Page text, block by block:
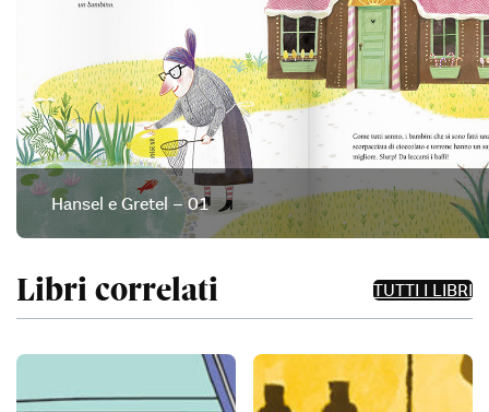
Hansel e Gretel – 01
Libri correlati TUTTI I LIBRI